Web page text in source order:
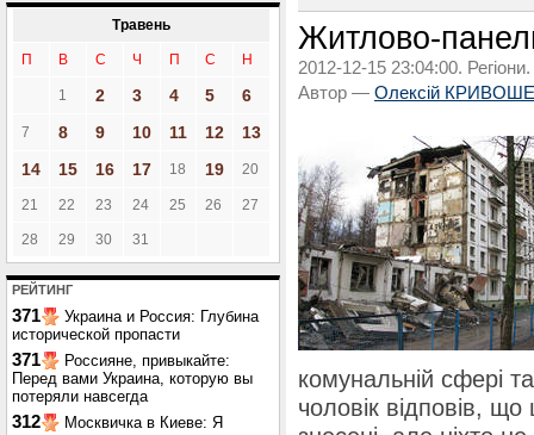
Травень
П В С Ч П С Н
1 2 3 4 5 6
7 8 9 10 11 12
13
14
15 16 17 18 19 20
21 22 23 24 25 26 27
28 29 30 31
РЕЙТИНГ
371
Украина и Россия: Глубина
исторической пропасти
371
Россияне, привыкайте:
Перед вами Украина, которую вы
потеряли навсегда
312
Москвичка в Киеве: Я
Житлово-
2012-12-15 23:04:00. Регіони.
Автор — Олексій
комунальній сфері
чоловік відповів,